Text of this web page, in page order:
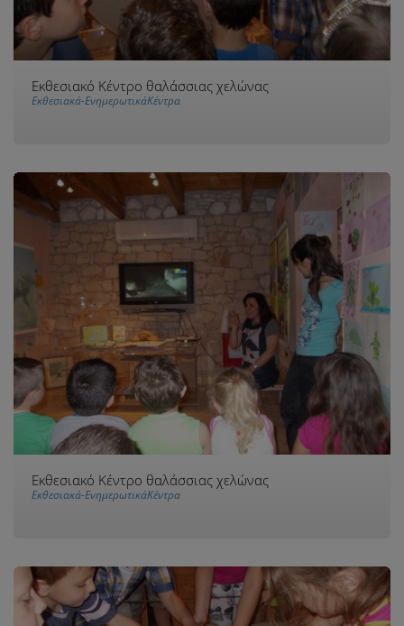
Εκθεσιακό Κέντρο θαλάσσιας χελώνας
Εκθεσιακά-ΕνημερωτικάΚέντρα
Εκθεσιακό Κέντρο θαλάσσιας χελώνας
Εκθεσιακά-ΕνημερωτικάΚέντρα